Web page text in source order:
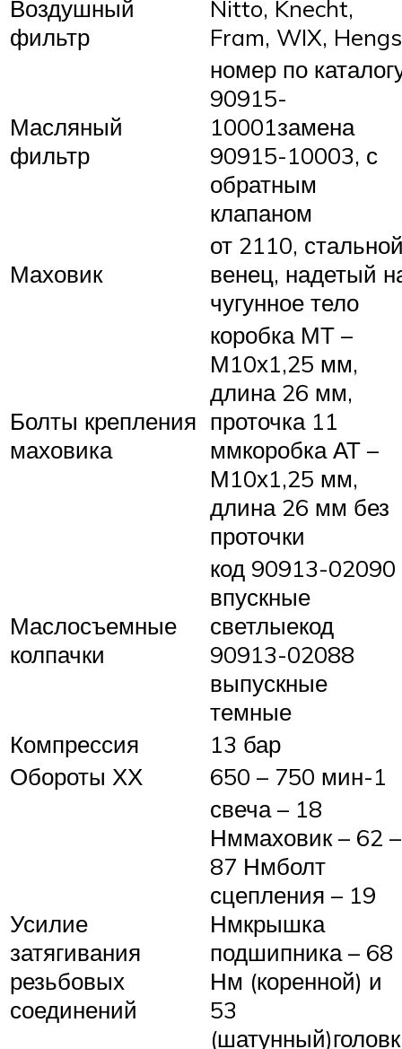
Воздушный
фильтр
Nitto, Knecht,
Fram, WIX,
Масляный
фильтр
номер по
90915-
10001замена
90915-10003, с
обратным
клапаном
Маховик
от 2110,
венец, надетый
чугунное тело
Болты крепления
маховика
коробка МТ –
М10х1,25 мм,
длина 26 мм,
проточка 11
ммкоробка АТ –
М10х1,25 мм,
длина 26 мм без
проточки
Маслосъемные
колпачки
код 90913-02090
впускные
светлыекод
90913-02088
выпускные
темные
Компрессия
13 бар
Обороты ХХ
650 – 750 мин-1
Усилие
затягивания
резьбовых
соединений
свеча – 18
Нммаховик – 62 –
87 Нмболт
сцепления – 19
Нмкрышка
подшипника – 68
Нм (коренной) и
53